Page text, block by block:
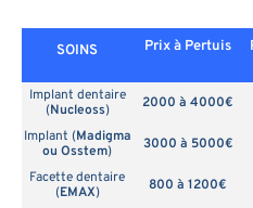
SOINS Prix à Pertuis
Implant dentaire
(Nucleoss) 2000 à 4000€
Implant (Madigma
ou Osstem) 3000 à 5000€
Facette dentaire
(EMAX) 800 à 1200€